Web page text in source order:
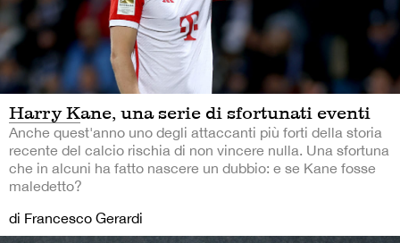
Harry Kane, una serie di sfortunati eventi
Anche quest'anno uno degli attaccanti più forti della storia
recente del calcio rischia di non vincere nulla. Una sfortuna
che in alcuni ha fatto nascere un dubbio: e se Kane fosse
maledetto?
di Francesco Gerardi